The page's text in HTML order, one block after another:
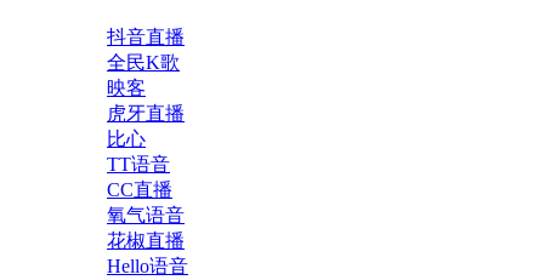
抖音直播
全民K歌
映客
虎牙直播
比心
TT语音
CC直播
氧气语音
花椒直播
Hello语音